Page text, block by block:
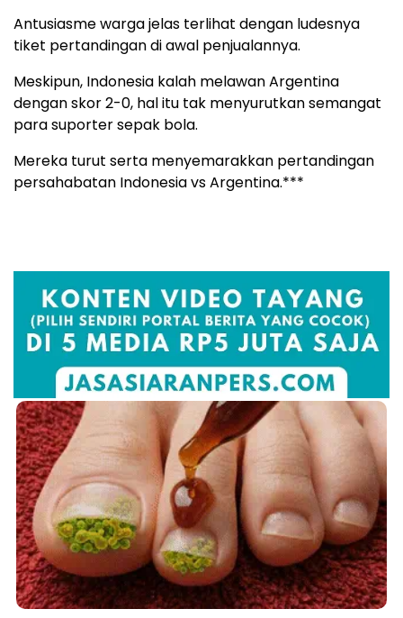
Antusiasme warga jelas terlihat dengan ludesnya
tiket pertandingan di awal penjualannya.
Meskipun, Indonesia kalah melawan Argentina
dengan skor 2-0, hal itu tak menyurutkan semangat
para suporter sepak bola.
Mereka turut serta menyemarakkan pertandingan
persahabatan Indonesia vs Argentina.***